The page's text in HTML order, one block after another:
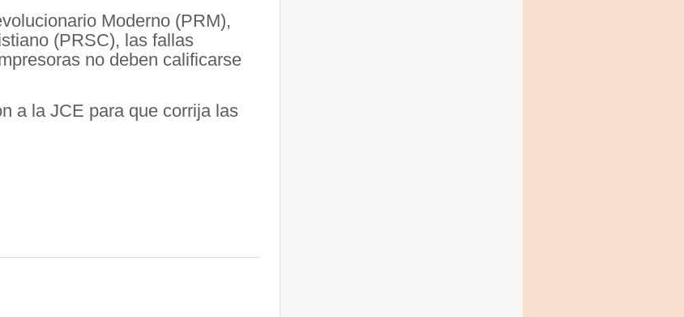
Moderno (PRM),
(PRSC), las fallas
no deben calificarse
a la JCE para que corrija las